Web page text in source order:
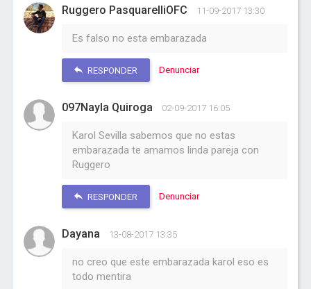
Ruggero PasquarelliOFC 11-09-2017 13:30
Es falso no esta embarazada
RESPONDER Denunciar
097Nayla Quiroga 02-09-2017 16:05
Karol Sevilla sabemos que no estas
embarazada te amamos linda pareja con
Ruggero
RESPONDER Denunciar
Dayana 13-08-2017 13:35
no creo que este embarazada karol eso es
todo mentira